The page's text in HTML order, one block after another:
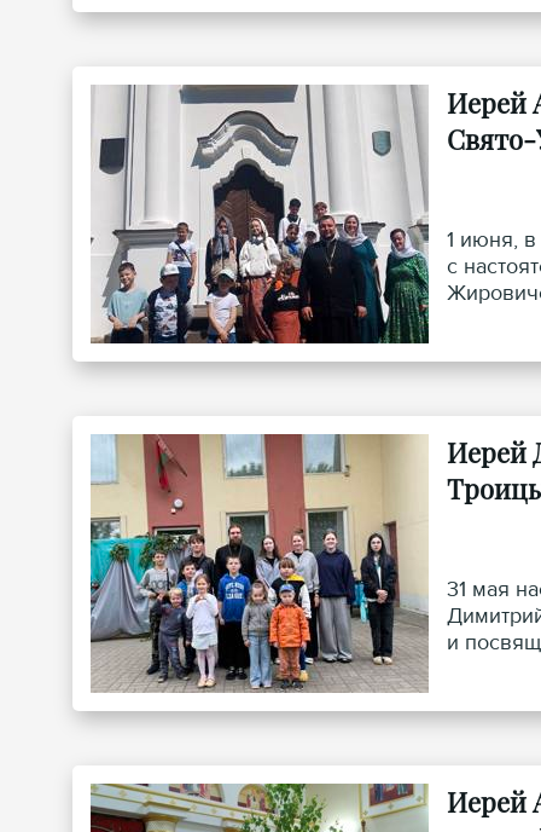
Иерей
1 июня,
с
Иерей
31 мая
и
Иерей